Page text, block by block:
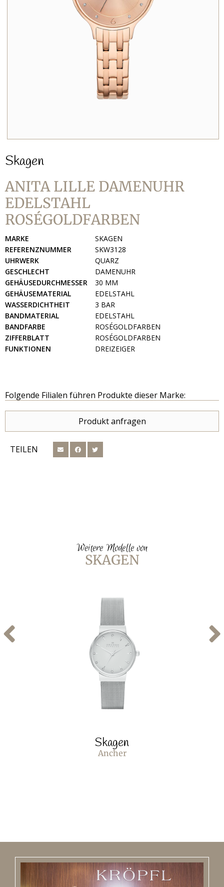
Skagen
ANITA LILLE DAMENUHR
EDELSTAHL
ROSÉGOLDFARBEN
MARKE
SKAGEN
REFERENZNUMMER
SKW3128
UHRWERK
QUARZ
GESCHLECHT
DAMENUHR
GEHÄUSEDURCHMESSER
30 MM
GEHÄUSEMATERIAL
EDELSTAHL
WASSERDICHTHEIT
3 BAR
BANDMATERIAL
EDELSTAHL
BANDFARBE
ROSÉGOLDFARBEN
ZIFFERBLATT
ROSÉGOLDFARBEN
FUNKTIONEN
DREIZEIGER
Folgende Filialen führen Produkte dieser Marke:
Produkt anfragen
TEILEN
Weitere Modelle von
SKAGEN
Skagen
Ancher